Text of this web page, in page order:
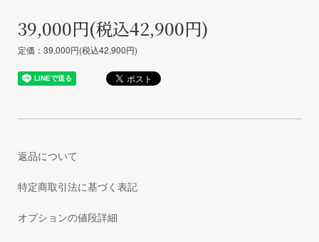
39,000円(税込42,900円)
定価：39,000円(税込42,900円)
返品について
特定商取引法に基づく表記
オプションの値段詳細